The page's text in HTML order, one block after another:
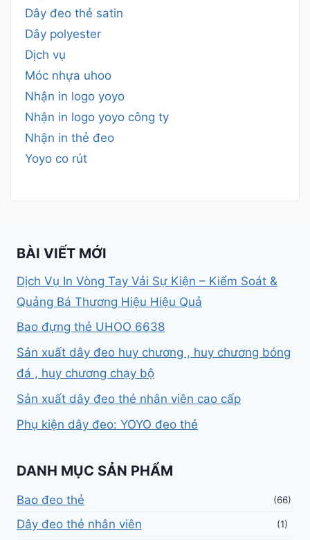
Dây đeo thẻ satin
Dây polyester
Dịch vụ
Móc nhựa uhoo
Nhận in logo yoyo
Nhận in logo yoyo công ty
Nhận in thẻ đeo
Yoyo co rút
BÀI VIẾT MỚI
Dịch Vụ In Vòng Tay Vải Sự Kiện – Kiểm Soát &
Quảng Bá Thương Hiệu Hiệu Quả
Bao đựng thẻ UHOO 6638
Sản xuất dây đeo huy chương , huy chương bóng
đá , huy chương chạy bộ
Sản xuất dây đeo thẻ nhân viên cao cấp
Phụ kiện dây đeo: YOYO đeo thẻ
DANH MỤC SẢN PHẨM
Bao đeo thẻ (66)
Dây đeo thẻ nhân viên (1)